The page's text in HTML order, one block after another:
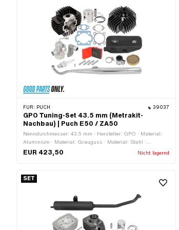
FÜR: PUCH 39037
GPO Tuning-Set 43.5 mm (Metrakit-
Nachbau) | Puch E50 / ZA50
Nenndurchmesser: 43.5 mm · Hersteller: GPO · Material:
Aluminium · Material: Grauguss · Material: Stahl ·
Hubraum: 64 ccm · Kurbelwellenhub: 43 mm · Ø
Dekompressor: Nein · Getarnt: Nein · Anwendungsbereich:
Racing · Anwendungsbereich: Tuning
EUR 423,50 Nicht lagernd
SET